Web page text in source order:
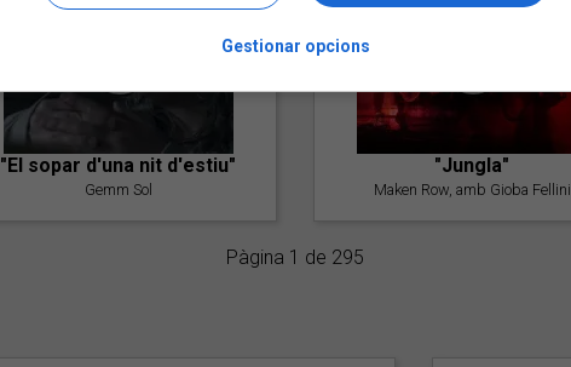
"El sopar d'una nit d'estiu"
Gemm Sol
"Jungla"
Maken Row, amb Gioba Fellini
Pàgina 1 de 295
Gestionar opcions